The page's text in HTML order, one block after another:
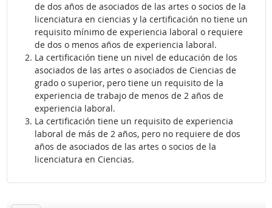
de dos años de asociados de las artes o socios de la
licenciatura en ciencias y la certificación no tiene un
requisito mínimo de experiencia laboral o requiere
de dos o menos años de experiencia laboral.
La certificación tiene un nivel de educación de los
asociados de las artes o asociados de Ciencias de
grado o superior, pero tiene un requisito de la
experiencia de trabajo de menos de 2 años de
experiencia laboral.
La certificación tiene un requisito de experiencia
laboral de más de 2 años, pero no requiere de dos
años de asociados de las artes o socios de la
licenciatura en Ciencias.